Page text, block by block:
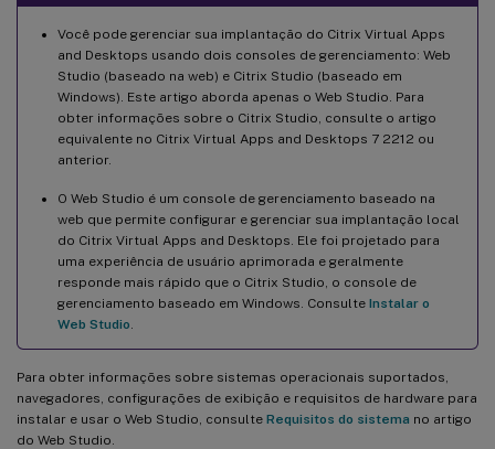
Você pode gerenciar sua implantação do Citrix Virtual Apps
and Desktops usando dois consoles de gerenciamento: Web
Studio (baseado na web) e Citrix Studio (baseado em
Windows). Este artigo aborda apenas o Web Studio. Para
obter informações sobre o Citrix Studio, consulte o artigo
equivalente no Citrix Virtual Apps and Desktops 7 2212 ou
anterior.
O Web Studio é um console de gerenciamento baseado na
web que permite configurar e gerenciar sua implantação local
do Citrix Virtual Apps and Desktops. Ele foi projetado para
uma experiência de usuário aprimorada e geralmente
responde mais rápido que o Citrix Studio, o console de
gerenciamento baseado em Windows. Consulte Instalar o
Web Studio
Para obter informações sobre sistemas operacionais suportados,
navegadores, configurações de exibição e requisitos de hardware para
instalar e usar o Web Studio, consulte Requisitos do sistema no artigo
do Web Studio.